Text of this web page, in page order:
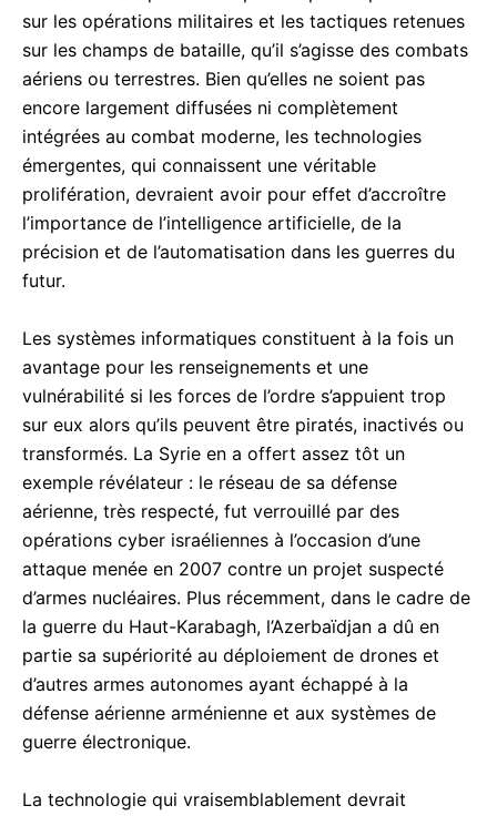
sur les opérations militaires et les tactiques retenues
sur les champs de bataille, qu’il s’agisse des combats
aériens ou terrestres. Bien qu’elles ne soient pas
encore largement diffusées ni complètement
intégrées au combat moderne, les technologies
émergentes, qui connaissent une véritable
prolifération, devraient avoir pour effet d’accroître
l’importance de l’intelligence artificielle, de la
précision et de l’automatisation dans les guerres du
futur.
Les systèmes informatiques constituent à la fois un
avantage pour les renseignements et une
vulnérabilité si les forces de l’ordre s’appuient trop
sur eux alors qu’ils peuvent être piratés, inactivés ou
transformés. La Syrie en a offert assez tôt un
exemple révélateur : le réseau de sa défense
aérienne, très respecté, fut verrouillé par des
opérations cyber israéliennes à l’occasion d’une
attaque menée en 2007 contre un projet suspecté
d’armes nucléaires. Plus récemment, dans le cadre de
la guerre du Haut-Karabagh, l’Azerbaïdjan a dû en
partie sa supériorité au déploiement de drones et
d’autres armes autonomes ayant échappé à la
défense aérienne arménienne et aux systèmes de
guerre électronique.
La technologie qui vraisemblablement devrait